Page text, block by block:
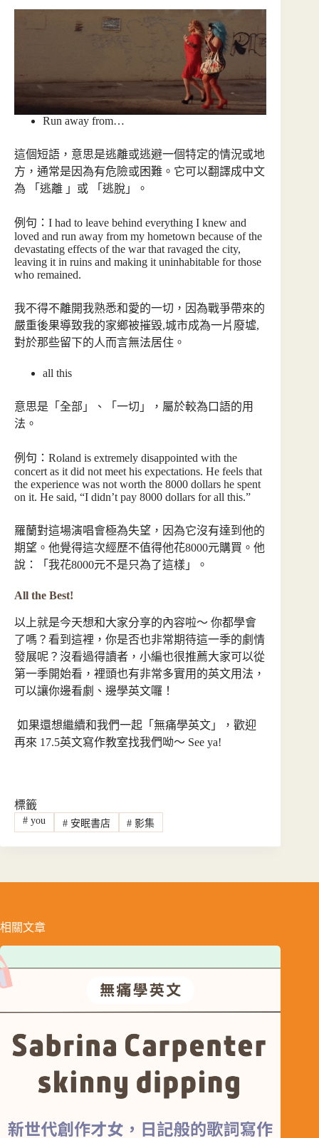
Run away from…
這個短語，意思是逃離或逃避一個特定的情況或地
方，通常是因為有危險或困難。它可以翻譯成中文
為 「逃離 」或 「逃脫」。
例句：I had to leave behind everything I knew and
loved and run away from my hometown because of the
devastating effects of the war that ravaged the city,
leaving it in ruins and making it uninhabitable for those
who remained.
我不得不離開我熟悉和愛的一切，因為戰爭帶來的
嚴重後果導致我的家鄉被摧毀,城市成為一片廢墟,
對於那些留下的人而言無法居住。
all this
意思是「全部」、「一切」，屬於較為口語的用
法。
例句：Roland is extremely disappointed with the
concert as it did not meet his expectations. He feels that
the experience was not worth the 8000 dollars he spent
on it. He said, “I didn’t pay 8000 dollars for all this.”
羅蘭對這場演唱會極為失望，因為它沒有達到他的
期望。他覺得這次經歷不值得他花8000元購買。他
說：「我花8000元不是只為了這樣」。
All the Best!
以上就是今天想和大家分享的內容啦～ 你都學會
了嗎？看到這裡，你是否也非常期待這一季的劇情
發展呢？沒看過得讀者，小編也很推薦大家可以從
第一季開始看，裡頭也有非常多實用的英文用法，
可以讓你邊看劇、邊學英文囉！
如果還想繼續和我們一起「無痛學英文」，歡迎
再來 17.5英文寫作教室找我們呦～ See ya!
標籤
#you #安眠書店 # 影集
相關文章